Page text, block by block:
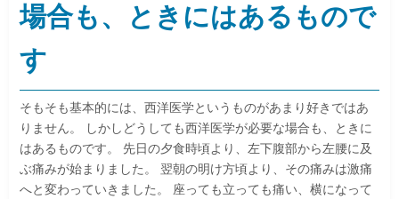
場合も、ときにはあるもので
す
そもそも基本的には、西洋医学というものがあまり好きではあ
りません。 しかしどうしても西洋医学が必要な場合も、ときに
はあるものです。 先日の夕食時頃より、左下腹部から左腰に及
ぶ痛みが始まりました。 翌朝の明け方頃より、その痛みは激痛
へと変わっていきました。 座っても立っても痛い、横になって